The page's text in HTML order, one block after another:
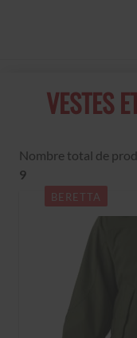
VESTES
Nombre total de
9
BERETTA